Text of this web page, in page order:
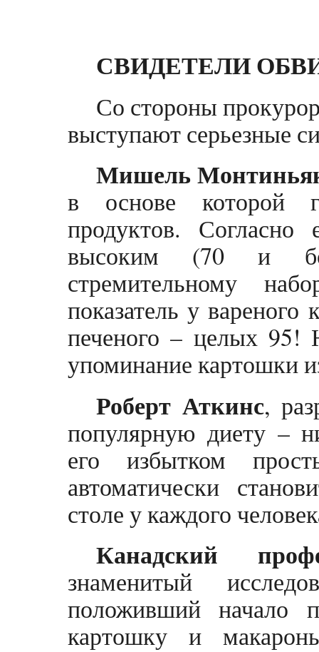
СВИДЕТЕЛИ
Со стороны
выступают серьезные
Мишель
в основе которой
продуктов.
высоким (70 и
стремительному
показатель у
печеного – целых 95!
упоминание картошки
Роберт Аткинс,
популярную диету –
его избытком
автоматически
столе у каждого
Канадский
знаменитый
положивший начало
картошку и